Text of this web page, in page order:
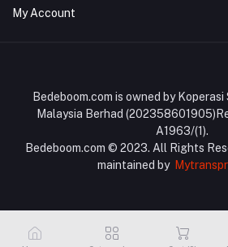
Address
017-6977467
bedeboom.com@gmail.com
My Account
Order History
My Wishlist
Track Order
Bedeboom.com is owned by
Malaysia Berhad
A1963/(1).
Bedeboom.com © 2023. All Rights
maintained by